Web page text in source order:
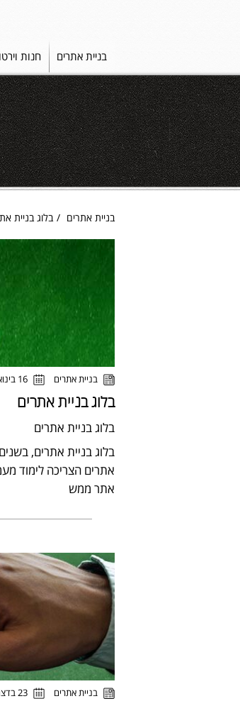
בניית אתרים חנות
בניית אתרים בלוג בניית
בניית אתרים 16 בינואר 2015
בלוג בניית אתרים
בלוג בניית אתרים
בלוג בניית אתרים,
אתרים הצריכה לימוד
אתר ממש
בניית אתרים 23 בדצמבר 2015